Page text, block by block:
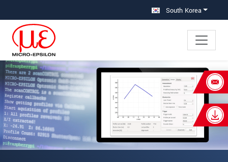
South Korea
×
Your request for: 소프트웨어 연동
성명 *
회사명*